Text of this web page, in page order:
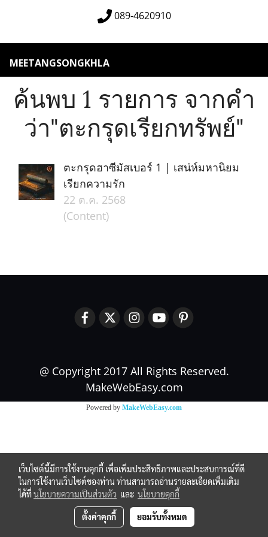
089-4620910
MEETANGSONGKHLA
ค้นพบ 1 รายการ จากคำ
ว่า"ตะกรุดเรียกทรัพย์"
ตะกรุดฮาซีมัสเบอร์ 1 | เสน่ห์มหานิยม
เรียกความรัก
22 ต.ค. 2568
(Content)
@ Copyright 2017 All Rights Reserved.
MakeWebEasy.com
Powered by MakeWebEasy.com
เว็บไซต์นี้มีการใช้งานคุกกี้ เพื่อเพิ่มประสิทธิภาพและประสบการณ์ที่ดี
ในการใช้งานเว็บไซต์ของท่าน ท่านสามารถอ่านรายละเอียดเพิ่มเติม
ได้ที่นโยบายความเป็นส่วนตัว และ นโยบายคุกกี้
ตั้งค่าคุกกี้ ยอมรับทั้งหมด